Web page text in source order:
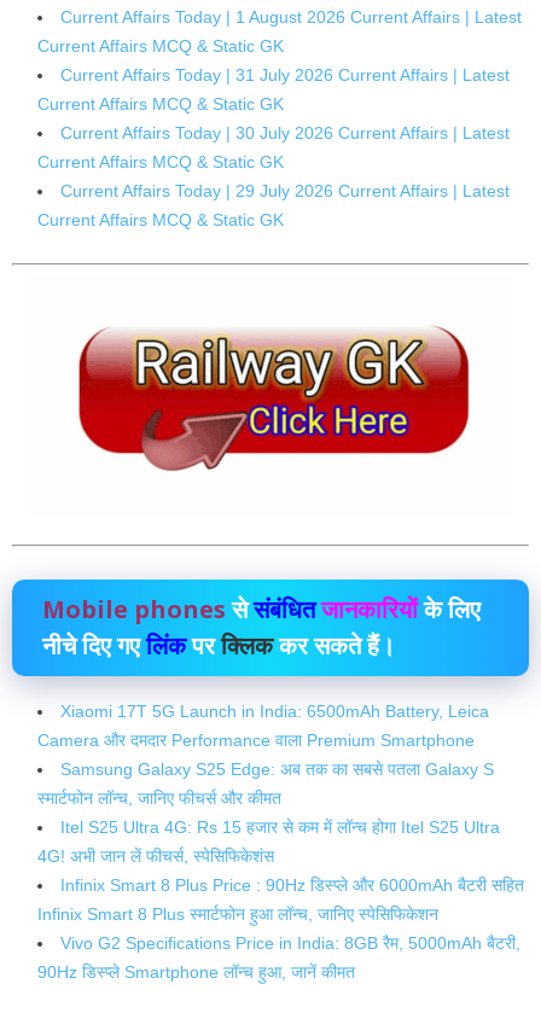
Current Affairs Today | 1 August 2026 Current Affairs | Latest
Current Affairs MCQ & Static GK
Current Affairs Today | 31 July 2026 Current Affairs | Latest
Current Affairs MCQ & Static GK
Current Affairs Today | 30 July 2026 Current Affairs | Latest
Current Affairs MCQ & Static GK
Current Affairs Today | 29 July 2026 Current Affairs | Latest
Current Affairs MCQ & Static GK
Mobile phonesसेसंबंधितजानकारियोंके लिए
नीचे दिए गएलिंकपरक्लिककर सकते हैं।
Xiaomi 17T 5G Launch in India: 6500mAh Battery, Leica
Camera और दमदार Performance वाला Premium Smartphone
Samsung Galaxy S25 Edge: अब तक का सबसे पतला Galaxy S
स्मार्टफोन लॉन्च, जानिए फीचर्स और कीमत
Itel S25 Ultra 4G: Rs 15 हजार से कम में लॉन्‍च होगा Itel S25 Ultra
4G! अभी जान लें फीचर्स, स्‍पेसिफ‍िकेशंस
Infinix Smart 8 Plus Price : 90Hz डिस्प्ले और 6000mAh बैटरी सहित
Infinix Smart 8 Plus स्मार्टफोन हुआ लॉन्च, जानिए स्पेसिफिकेशन
Vivo G2 Specifications Price in India: 8GB रैम, 5000mAh बैटरी,
90Hz डिस्प्ले Smartphone लॉन्च हुआ, जानें कीमत